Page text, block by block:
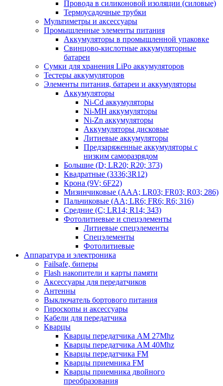
Провода в силиконовой изоляции (силовые)
Термоусадочные трубки
Мультиметры и аксессуары
Промышленные элементы питания
Аккумуляторы в промышленной упаковке
Свинцово-кислотные аккумуляторные
батареи
Сумки для хранения LiPo аккумуляторов
Тестеры аккумуляторов
Элементы питания, батареи и аккумуляторы
Аккумуляторы
Ni-Cd аккумуляторы
Ni-MH аккумуляторы
Ni-Zn аккумуляторы
Аккумуляторы дисковые
Литиевые аккумуляторы
Предзаряженные аккумуляторы с
низким саморазрядом
Большие (D; LR20; R20; 373)
Квадратные (3336;3R12)
Крона (9V; 6F22)
Мизинчиковые (AAA; LR03; FR03; R03; 286)
Пальчиковые (AA; LR6; FR6; R6; 316)
Средние (C; LR14; R14; 343)
Фотолитиевые и спецэлементы
Литиевые спецэлементы
Спецэлементы
Фотолитиевые
Аппаратура и электроника
Failsafe, биперы
Flash накопители и карты памяти
Аксессуары для передатчиков
Антенны
Выключатель бортового питания
Гироскопы и аксессуары
Кабели для передатчика
Кварцы
Кварцы передатчика AM 27Mhz
Кварцы передатчика AM 40Mhz
Кварцы передатчика FM
Кварцы приемника FM
Кварцы приемника двойного
преобразования